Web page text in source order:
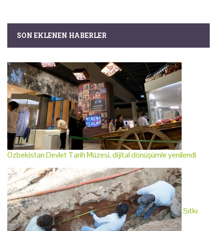
SON EKLENEN HABERLER
Özbekistan Devlet Tarih Müzesi, dijital dönüşümle yenilendi
Sıtkı